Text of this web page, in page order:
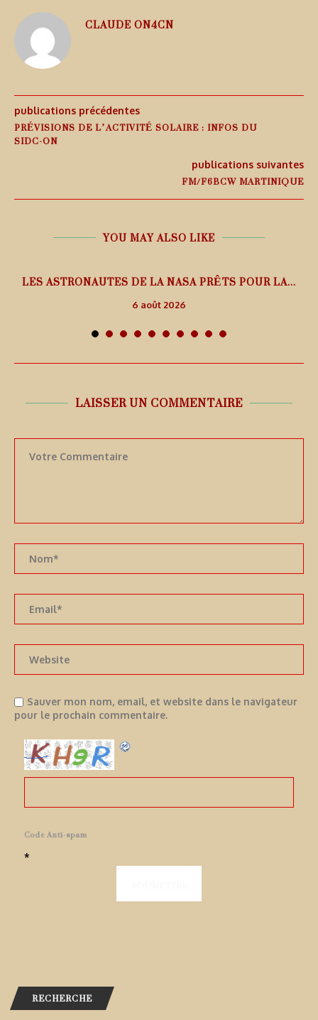
CLAUDE ON4CN
publications précédentes
PRÉVISIONS DE L’ACTIVITÉ SOLAIRE : INFOS DU
SIDC-ON
publications suivantes
FM/F6BCW MARTINIQUE
YOU MAY ALSO LIKE
LES ASTRONAUTES DE LA NASA PRÊTS POUR LA...
6 août 2026
LAISSER UN COMMENTAIRE
Sauver mon nom, email, et website dans le navigateur
pour le prochain commentaire.
Code Anti-spam
*
RECHERCHE